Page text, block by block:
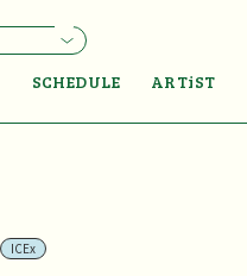
SCHEDULE ARTiST
ICEx